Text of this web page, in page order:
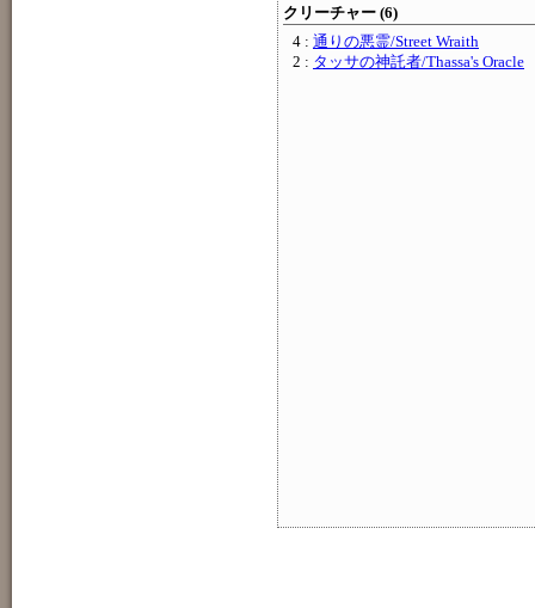
クリーチャー (6)
4 : 通りの悪霊/Street Wraith
2 : タッサの神託者/Thassa's Oracle